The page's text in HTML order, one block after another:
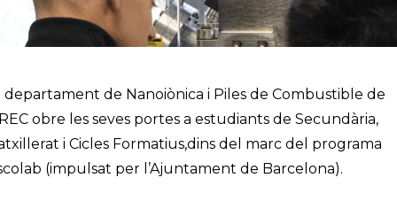
departament de Nanoiònica i Piles de Combustible de
obre les seves portes a estudiants de Secundària,
i Cicles Formatius,dins del marc del programa
(impulsat per l’Ajuntament de Barcelona).